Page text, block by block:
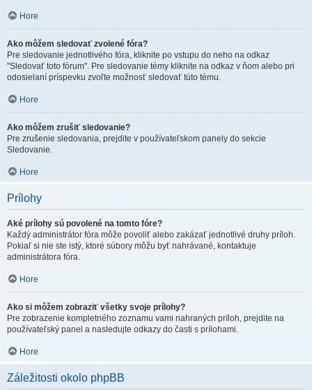
Hore
Ako môžem sledovať zvolené fóra?
Pre sledovanie jednotlivého fóra, kliknite po vstupu do neho na odkaz
"Sledovať toto fórum". Pre sledovanie témy kliknite na odkaz v ňom alebo pri
odosielaní príspevku zvoľte možnosť sledovať túto tému.
Hore
Ako môžem zrušiť sledovanie?
Pre zrušenie sledovania, prejdite v používateľskom panely do sekcie
Sledovanie.
Hore
Prílohy
Aké prílohy sú povolené na tomto fóre?
Každý administrátor fóra môže povoliť alebo zakázať jednotlivé druhy príloh.
Pokiaľ si nie ste istý, ktoré súbory môžu byť nahrávané, kontaktuje
administrátora fóra.
Hore
Ako si môžem zobraziť všetky svoje prílohy?
Pre zobrazenie kompletného zoznamu vami nahraných príloh, prejdite na
používateľský panel a nasledujte odkazy do časti s prílohami.
Hore
Záležitosti okolo phpBB